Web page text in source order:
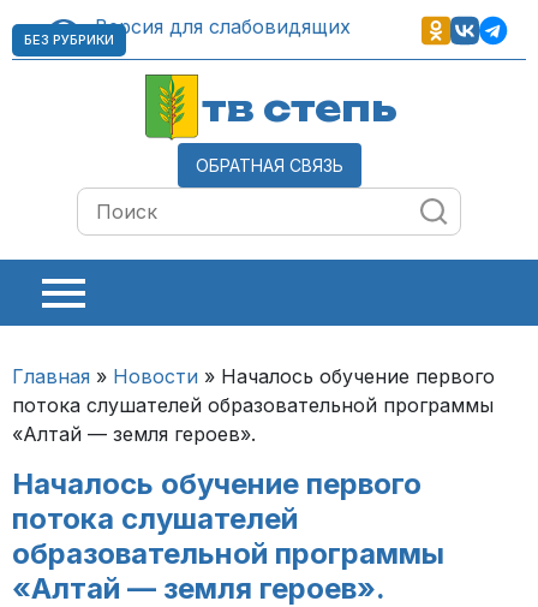
Версия для слабовидящих
тв степь
ОБРАТНАЯ СВЯЗЬ
Главная » Новости » Началось обучение первого
потока слушателей образовательной программы
«Алтай — земля героев».
Началось обучение первого
потока слушателей
образовательной программы
«Алтай — земля героев».
БЕЗ РУБРИКИ